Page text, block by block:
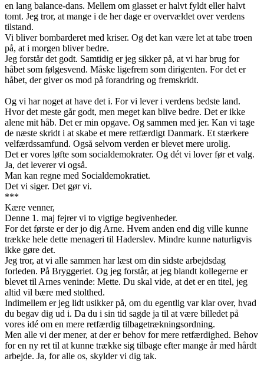
en lang balance-dans. Mellem om glasset er halvt fyldt eller halvt
tomt. Jeg tror, at mange i de her dage er overvældet over verdens
tilstand.
Vi bliver bombarderet med kriser. Og det kan være let at tabe troen
på, at i morgen bliver bedre.
Jeg forstår det godt. Samtidig er jeg sikker på, at vi har brug for
håbet som følgesvend. Måske ligefrem som dirigenten. For det er
håbet, der giver os mod på forandring og fremskridt.
Og vi har noget at have det i. For vi lever i verdens bedste land.
Hvor det meste går godt, men meget kan blive bedre. Det er ikke
alene mit håb. Det er min opgave. Og sammen med jer. Kan vi tage
de næste skridt i at skabe et mere retfærdigt Danmark. Et stærkere
velfærdssamfund. Også selvom verden er blevet mere urolig.
Det er vores løfte som socialdemokrater. Og dét vi lover før et valg.
Ja, det leverer vi også.
Man kan regne med Socialdemokratiet.
Det vi siger. Det gør vi.
***
Kære venner,
Denne 1. maj fejrer vi to vigtige begivenheder.
For det første er der jo dig Arne. Hvem anden end dig ville kunne
trække hele dette menageri til Haderslev. Mindre kunne naturligvis
ikke gøre det.
Jeg tror, at vi alle sammen har læst om din sidste arbejdsdag
forleden. På Bryggeriet. Og jeg forstår, at jeg blandt kollegerne er
blevet til Arnes veninde: Mette. Du skal vide, at det er en titel, jeg
altid vil bære med stolthed.
Indimellem er jeg lidt usikker på, om du egentlig var klar over, hvad
du begav dig ud i. Da du i sin tid sagde ja til at være billedet på
vores idé om en mere retfærdig tilbagetrækningsordning.
Men alle vi der mener, at der er behov for mere retfærdighed. Behov
for en ny ret til at kunne trække sig tilbage efter mange år med hårdt
arbejde. Ja, for alle os, skylder vi dig tak.